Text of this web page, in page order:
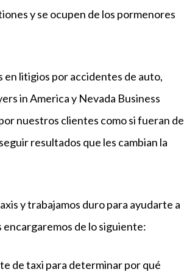
y se ocupen de los pormenores
en litigios por accidentes de auto,
in America y Nevada Business
nuestros clientes como si fueran de
resultados que les cambian la
y trabajamos duro para ayudarte a
de lo siguiente:
de taxi para determinar por qué